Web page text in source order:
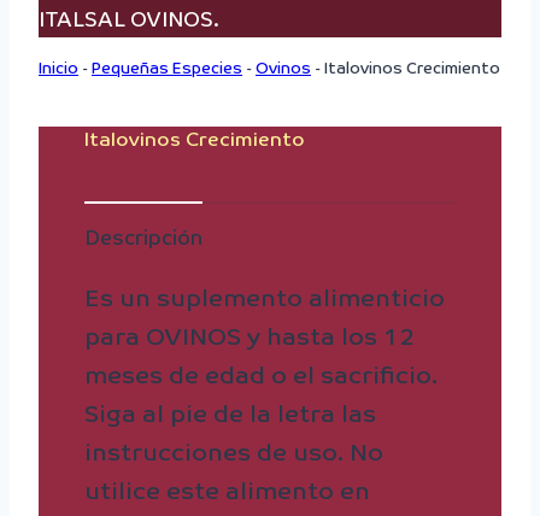
ITALSAL OVINOS.
Inicio - Pequeñas Especies - Ovinos - Italovinos Crecimiento
Italovinos Crecimiento
Descripción
Es un suplemento alimenticio
para OVINOS y hasta los 12
meses de edad o el sacrificio.
Siga al pie de la letra las
instrucciones de uso. No
utilice este alimento en